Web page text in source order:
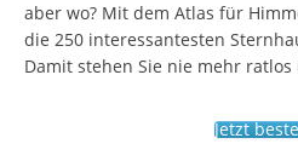
aber wo? Mit dem Atlas für
die 250 interessantesten
Damit stehen Sie nie mehr
Jetzt